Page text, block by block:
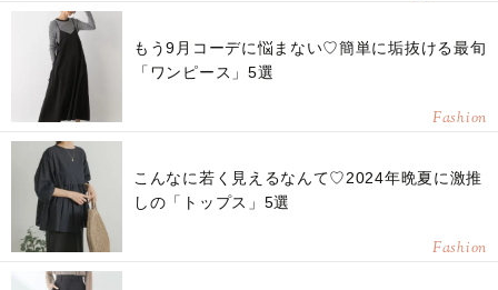
もう9月コーデに悩まない♡簡単に垢抜ける最旬
「ワンピース」5選
Fashion
こんなに若く見えるなんて♡2024年晩夏に激推
しの「トップス」5選
Fashion